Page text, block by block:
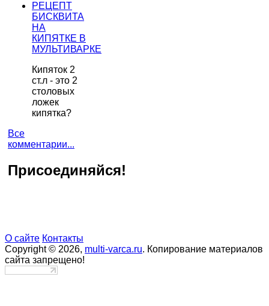
РЕЦЕПТ
БИСКВИТА
НА
КИПЯТКЕ В
МУЛЬТИВАРКЕ
Кипяток 2
ст.л - это 2
столовых
ложек
кипятка?
Все
комментарии...
Присоединяйся!
О сайте Контакты
Copyright © 2026, multi-varca.ru. Копирование материалов
сайта запрещено!